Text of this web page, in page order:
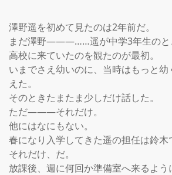
澤野遥を初めて見たのは2年前だ。
まだ澤野―――……遥が中学3年生のと
高校に来ていたのを観たのが最初。
いまでさえ幼いのに、当時はもっと
えた。
そのときたまたま少しだけ話した。
ただ―――それだけ。
他にはなにもない。
春になり入学してきた遥の担任は鈴木
それだけ、だ。
放課後、週に何回か準備室へ来るよ